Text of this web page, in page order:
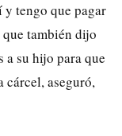
tengo que pagar
también dijo
a su hijo para que
cárcel, aseguró,